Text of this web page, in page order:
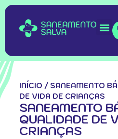
INÍCIO / SANEAMENTO
DE VIDA DE CRIANÇAS
SANEAMENTO
QUALIDADE DE
CRIANÇAS